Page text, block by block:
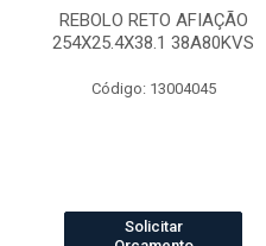
REBOLO RETO AFIAÇÃO
254X25.4X38.1 38A80KVS
Código: 13004045
Solicitar